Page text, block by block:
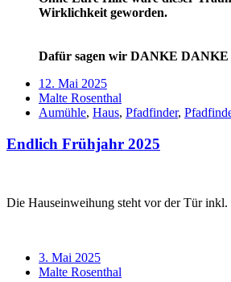
Wirklichkeit geworden.
Dafür sagen wir DANKE
Verabredung
12. Mai 2025
Verfasser
Malte Rosenthal
Schlagwörter
Aumühle, Haus, Pfadfinder,
Endlich Frühjahr 2025
Die Hauseinweihung steht vor der Tür inkl.
Verabredung
3. Mai 2025
Verfasser
Malte Rosenthal